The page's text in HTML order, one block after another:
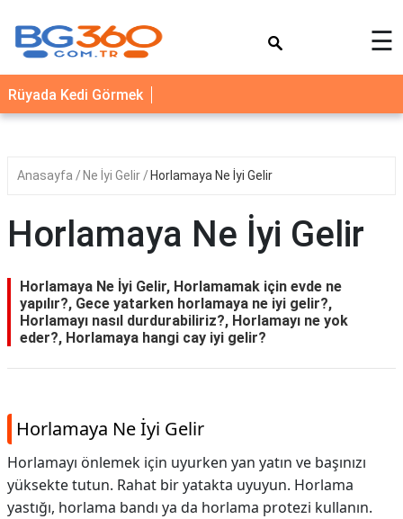
YEMEK
TARİFLERİ
SAĞLIK
☰
Rüyada Kedi Görmek
Anasayfa Ne İyi Gelir Horlamaya Ne İyi Gelir
Horlamaya Ne İyi Gelir
Horlamaya Ne İyi Gelir, Horlamamak için evde ne
yapılır?, Gece yatarken horlamaya ne iyi gelir?,
Horlamayı nasıl durdurabiliriz?, Horlamayı ne yok
eder?, Horlamaya hangi cay iyi gelir?
Horlamaya Ne İyi Gelir
Horlamayı önlemek için uyurken yan yatın ve başınızı
yüksekte tutun. Rahat bir yatakta uyuyun. Horlama
yastığı, horlama bandı ya da horlama protezi kullanın.